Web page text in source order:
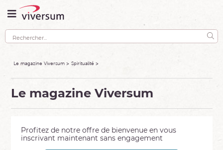
Le magazine Viversum Spiritualité
Le magazine Viversum
Profitez de notre offre de bienvenue en vous
inscrivant maintenant sans engagement